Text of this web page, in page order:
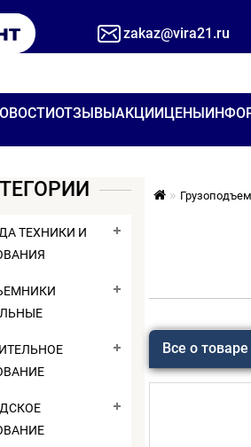
zakaz@vira21.ru
ОТЗЫВЫАКЦИИЦЕНЫ
ТЕХНИКИ И
Все о